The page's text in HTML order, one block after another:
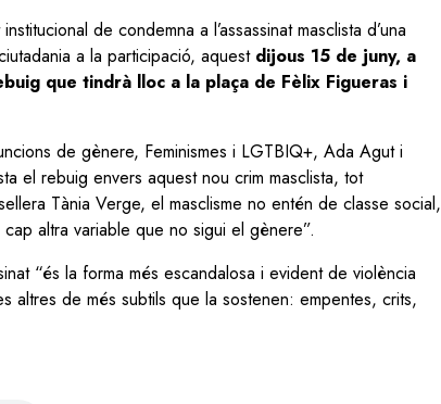
de condemna a l’assassinat masclista d’una
a la participació, aquest dijous 15 de juny, a
que tindrà lloc a la plaça de Fèlix Figueras i
de gènere, Feminismes i LGTBIQ+, Ada Agut i
el rebuig envers aquest nou crim masclista, tot
Tània Verge, el masclisme no entén de classe social,
altra variable que no sigui el gènere”.
“és la forma més escandalosa i evident de violència
altres de més subtils que la sostenen: empentes, crits,